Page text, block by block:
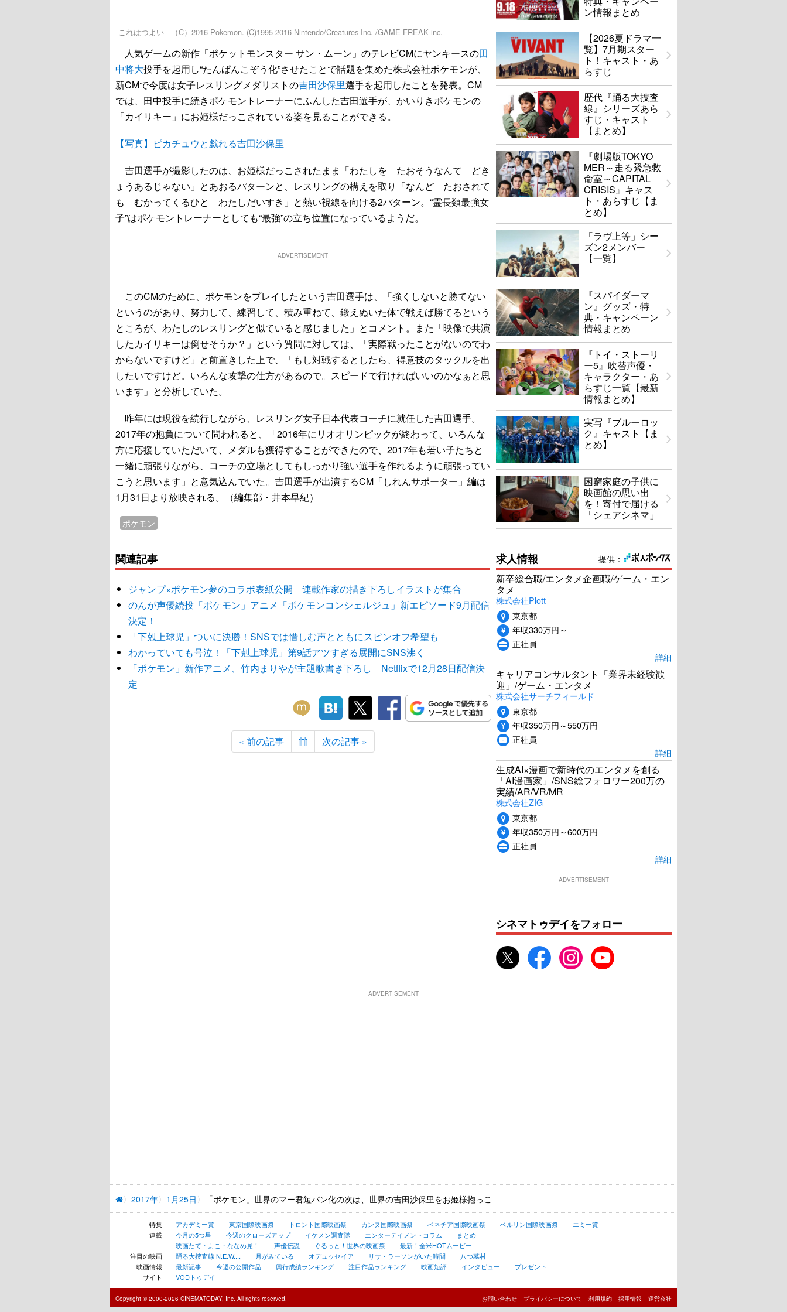
これはつよい - （C）2016 Pokemon. (C)1995-2016 Nintendo/Creatures Inc. /GAME FREAK inc.
人気ゲームの新作「ポケットモンスター サン・ムーン」のテレビCMにヤンキースの田
中将大投手を起用し“たんぱんこぞう化”させたことで話題を集めた株式会社ポケモンが、
新CMで今度は女子レスリングメダリストの吉田沙保里選手を起用したことを発表。CM
では、田中投手に続きポケモントレーナーにふんした吉田選手が、かいりきポケモンの
「カイリキー」にお姫様だっこされている姿を見ることができる。
【写真】ピカチュウと戯れる吉田沙保里
吉田選手が撮影したのは、お姫様だっこされたまま「わたしを たおそうなんて どき
ょうあるじゃない」とあおるパターンと、レスリングの構えを取り「なんど たおされて
も むかってくるひと わたしだいすき」と熱い視線を向ける2パターン。“霊長類最強女
子”はポケモントレーナーとしても“最強”の立ち位置になっているようだ。
ADVERTISEMENT
このCMのために、ポケモンをプレイしたという吉田選手は、「強くしないと勝てない
というのがあり、努力して、練習して、積み重ねて、鍛えぬいた体で戦えば勝てるという
ところが、わたしのレスリングと似ていると感じました」とコメント。また「映像で共演
したカイリキーは倒せそうか？」という質問に対しては、「実際戦ったことがないのでわ
からないですけど」と前置きした上で、「もし対戦するとしたら、得意技のタックルを出
したいですけど。いろんな攻撃の仕方があるので。スピードで行ければいいのかなぁと思
います」と分析していた。
昨年には現役を続行しながら、レスリング女子日本代表コーチに就任した吉田選手。
2017年の抱負について問われると、「2016年にリオオリンピックが終わって、いろんな
方に応援していただいて、メダルも獲得することができたので、2017年も若い子たちと
一緒に頑張りながら、コーチの立場としてもしっかり強い選手を作れるように頑張ってい
こうと思います」と意気込んでいた。吉田選手が出演するCM「しれんサポーター」編は
1月31日より放映される。（編集部・井本早紀）
ポケモン
関連記事
ジャンプ×ポケモン夢のコラボ表紙公開 連載作家の描き下ろしイラストが集合
のんが声優続投「ポケモン」アニメ「ポケモンコンシェルジュ」新エピソード9月配信
決定！
「下剋上球児」ついに決勝！SNSでは惜しむ声とともにスピンオフ希望も
わかっていても号泣！「下剋上球児」第9話アツすぎる展開にSNS沸く
「ポケモン」新作アニメ、竹内まりやが主題歌書き下ろし Netflixで12月28日配信決
定
« 前の記事 次の記事 »
ン情報まとめ
【2026夏ドラマ一
覧】7月期スター
ト！キャスト・あ
らすじ
歴代『踊る大捜査
線』シリーズあら
すじ・キャスト
【まとめ】
『劇場版TOKYO
MER～走る緊急救
命室～CAPITAL
CRISIS』キャス
ト・あらすじ【ま
とめ】
「ラヴ上等」シー
ズン2メンバー
【一覧】
『スパイダーマ
ン』グッズ・特
典・キャンペーン
情報まとめ
『トイ・ストーリ
ー5』吹替声優・
キャラクター・あ
らすじ一覧【最新
情報まとめ】
実写『ブルーロッ
ク』キャスト【ま
とめ】
困窮家庭の子供に
映画館の思い出
を！寄付で届ける
「シェアシネマ」
提供：
求人情報
新卒総合職/エンタメ企画職/ゲーム・エン
タメ
株式会社Plott
東京都
年収330万円～
正社員
詳細
キャリアコンサルタント「業界未経験歓
迎」/ゲーム・エンタメ
株式会社サーチフィールド
東京都
年収350万円～550万円
正社員
詳細
生成AI×漫画で新時代のエンタメを創る
「AI漫画家」/SNS総フォロワー200万の
実績/AR/VR/MR
株式会社ZIG
東京都
年収350万円～600万円
正社員
詳細
ADVERTISEMENT
シネマトゥデイをフォロー
ADVERTISEMENT
2017年 1月25日 「ポケモン」世界のマー君短パン化の次は、世界の吉田沙保里をお姫様抱っこ
特集 アカデミー賞 東京国際映画祭 トロント国際映画祭 カンヌ国際映画祭 ベネチア国際映画祭 ベルリン国際映画祭
エミー賞
連載
今月の5つ星 今週のクローズアップ イケメン調査隊 エンターテイメントコラム
まとめ
映画たて・よこ・ななめ見！
声優伝説 ぐるっと！世界の映画祭
最新！全米HOTムービー
注目の映画
踊る大捜査線 N.E.W.... 月がみている オデュッセイア リサ・ラーソンがいた時間
八つ墓村
映画情報
最新記事 今週の公開作品 興行成績ランキング 注目作品ランキング 映画短評 インタビュー
プレゼント
サイト
VODトゥデイ
Copyright © 2000-2026 CINEMATODAY, Inc. All rights reserved. お問い合わせ プライバシーについて 利用規約 採用情報 運営会社